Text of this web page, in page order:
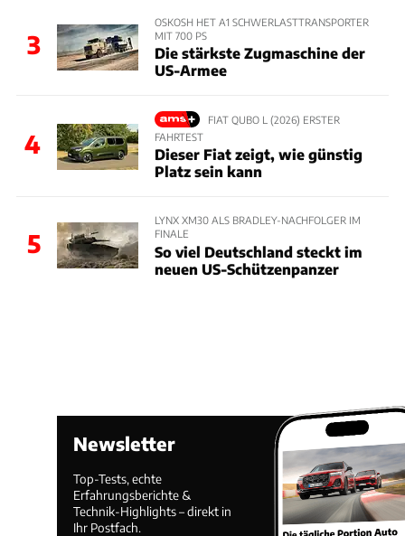
3
OSKOSH HET A1 SCHWERLASTTRANSPORTER
MIT 700 PS
Die stärkste Zugmaschine der
US-Armee
4
FIAT QUBO L (2026) ERSTER
FAHRTEST
Dieser Fiat zeigt, wie günstig
Platz sein kann
5
LYNX XM30 ALS BRADLEY-NACHFOLGER IM
FINALE
So viel Deutschland steckt im
neuen US-Schützenpanzer
Newsletter
Top-Tests, echte
Erfahrungsberichte &
Technik-Highlights – direkt in
Ihr Postfach.